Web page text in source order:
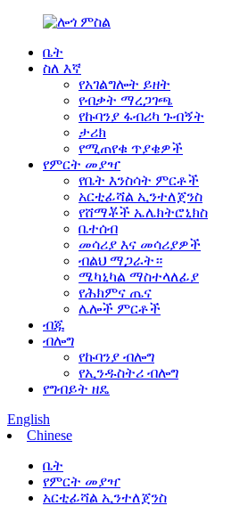
ቤት
ስለ እኛ
የአገልግሎት ይዘት
የብቃት ማረጋገጫ
የኩባንያ ፋብሪካ ጉብኝት
ታሪክ
የሚጠየቁ ጥያቄዎች
የምርት መያዣ
የቤት እንስሳት ምርቶች
አርቲፊሻል ኢንተለጀንስ
የሸማቾች ኤሌክትሮኒክስ
ቤተሰብ
መሳሪያ እና መሳሪያዎች
ብልህ ማጋራት።
ሜካኒካል ማስተላለፊያ
የሕክምና ጤና
ሌሎች ምርቶች
ብጁ
ብሎግ
የኩባንያ ብሎግ
የኢንዱስትሪ ብሎግ
የግብይት ዘዴ
English
Chinese
ቤት
የምርት መያዣ
አርቲፊሻል ኢንተለጀንስ